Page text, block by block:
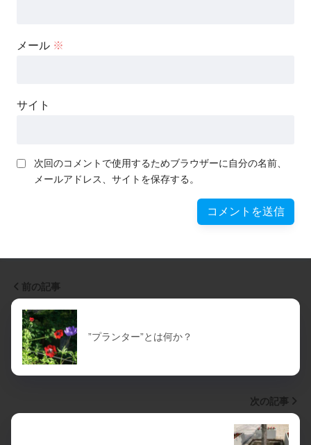
メール ※
サイト
次回のコメントで使用するためブラウザーに自分の名前、
メールアドレス、サイトを保存する。
前の記事
”プランター”とは何か？
次の記事